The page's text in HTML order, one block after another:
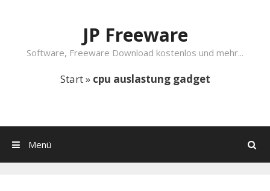
JP Freeware
Software, Freeware Download kostenlos und mehr...
Start» cpu auslastung gadget
Suchen
Menü